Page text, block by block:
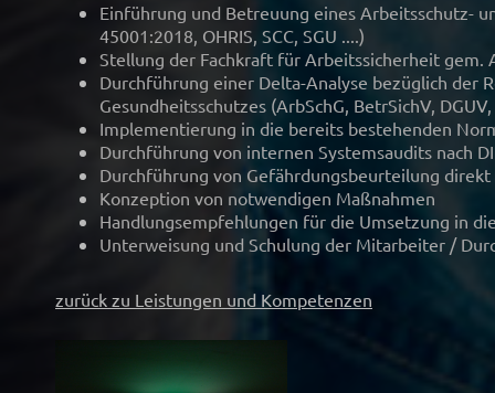
Einführung und Betreuung eines Arbeitsschutz-
45001:2018, OHRIS, SCC, SGU ....)
Stellung der Fachkraft für Arbeitssicherheit gem.
Durchführung einer Delta-Analyse bezüglich der
Gesundheitsschutzes (ArbSchG, BetrSichV,
Implementierung in die bereits bestehenden
Durchführung von internen Systemsaudits nach
Durchführung von Gefährdungsbeurteilung
Konzeption von notwendigen Maßnahmen
Handlungsempfehlungen für die Umsetzung in
Unterweisung und Schulung der Mitarbeiter /
zurück zu Leistungen und Kompetenzen